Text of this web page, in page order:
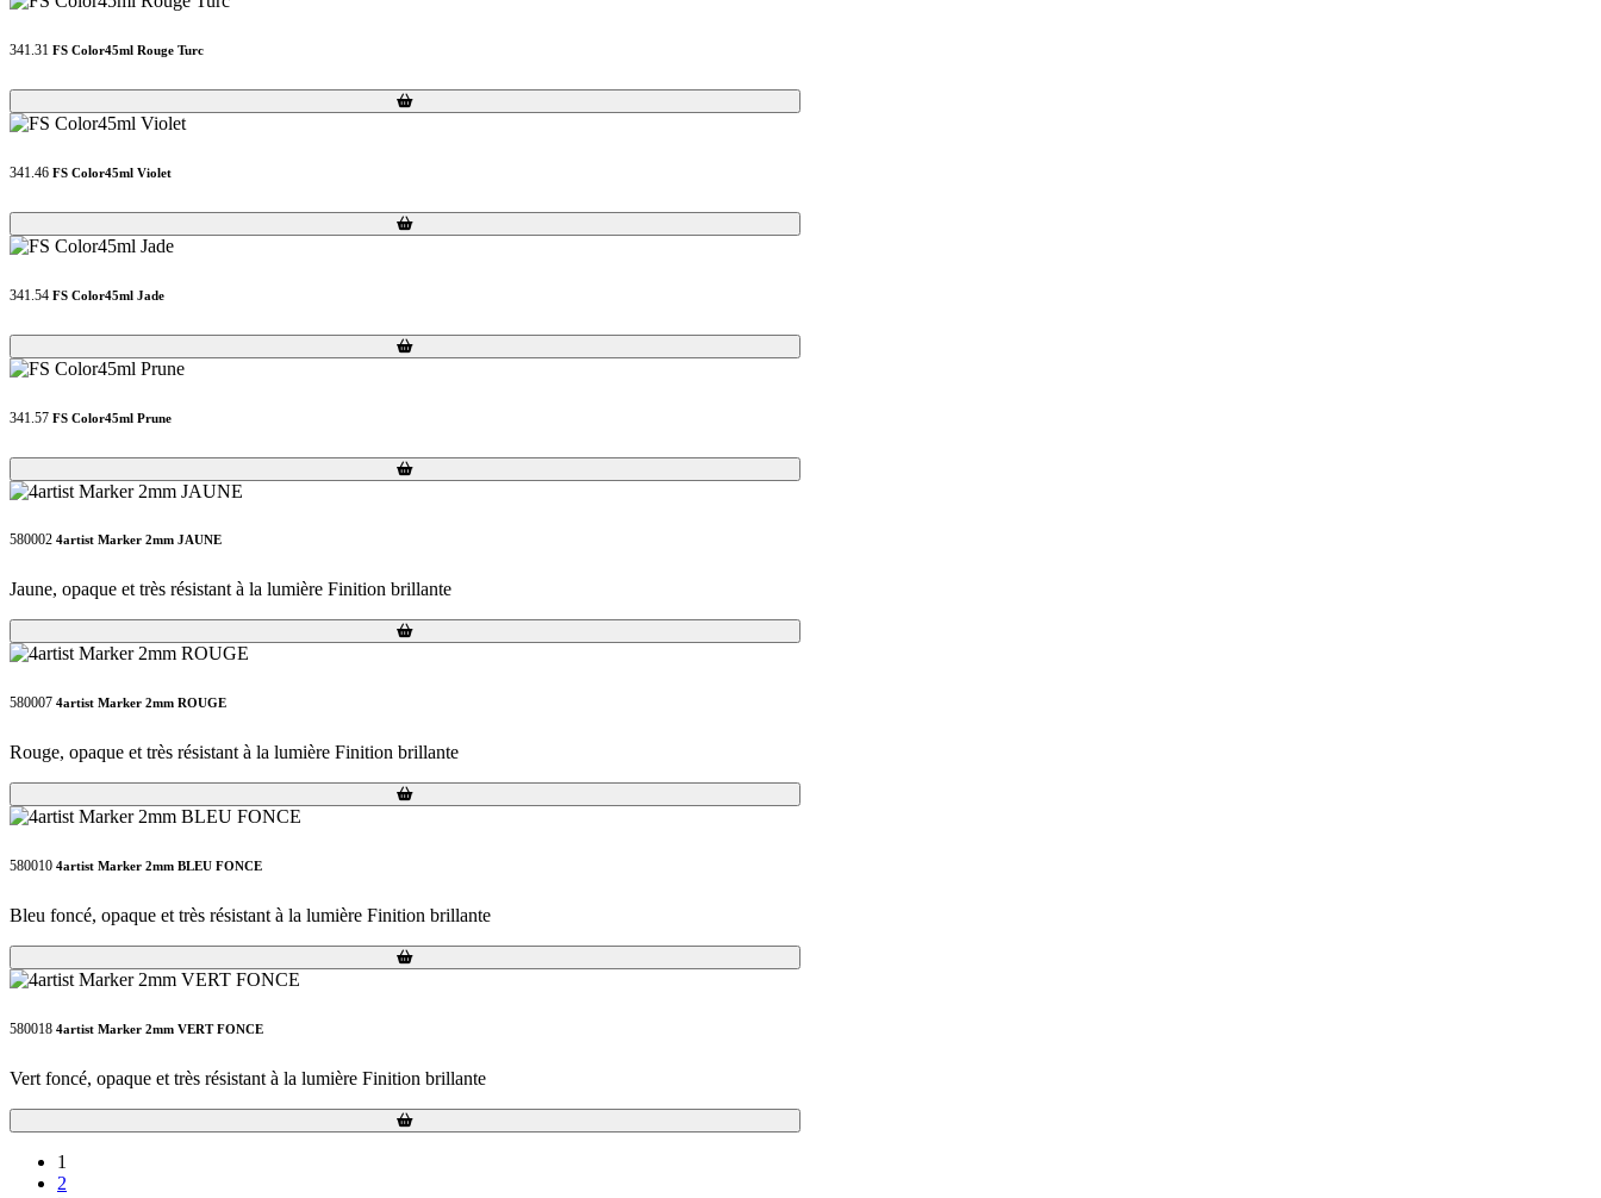
341.31 FS Color45ml Rouge Turc
Loading...
Loading...
341.46 FS Color45ml Violet
Loading...
Loading...
341.54 FS Color45ml Jade
Loading...
Loading...
341.57 FS Color45ml Prune
Loading...
Loading...
580002 4artist Marker 2mm JAUNE
Jaune, opaque et très résistant à la lumière Finition brillante
Loading...
Loading...
580007 4artist Marker 2mm ROUGE
Rouge, opaque et très résistant à la lumière Finition brillante
Loading...
Loading...
580010 4artist Marker 2mm BLEU FONCE
Bleu foncé, opaque et très résistant à la lumière Finition brillante
Loading...
Loading...
580018 4artist Marker 2mm VERT FONCE
Vert foncé, opaque et très résistant à la lumière Finition brillante
Loading...
Loading...
1
2